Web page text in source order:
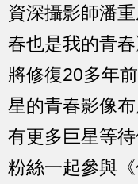
資深攝影師潘
春也是我的青
將修復20多年
星的青春影像
有更多巨星等
粉絲一起參與